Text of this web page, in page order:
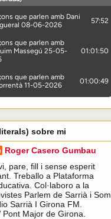
sobre mi
Roger Casero Gumbau
pare, fill i sense esperit
Treballo a Plataforma
Col·laboro a la
Parlem de Sarrià i Som
Sarrià I Girona FM.
Major de Girona.